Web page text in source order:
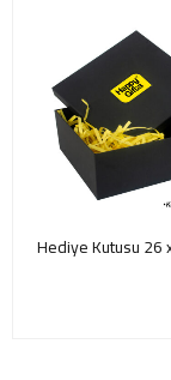
Hediye Kutusu 26